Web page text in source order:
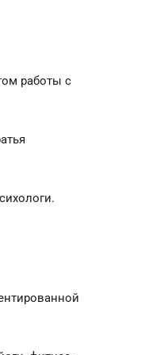
работы с